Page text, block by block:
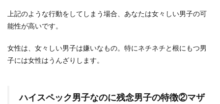
上記のような行動をしてしまう場合、あなたは女々しい男子の可
能性が高いです。
女性は、女々しい男子は嫌いなもの。特にネチネチと根にもつ男
子には女性はうんざりします。
ハイスペック男子なのに残念男子の特徴②マザ